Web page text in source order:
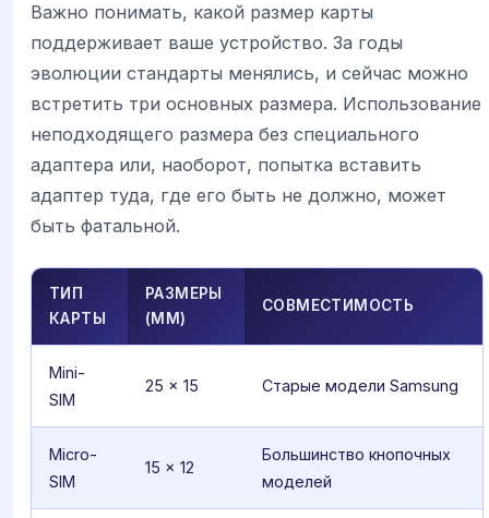
Важно понимать, какой размер карты
поддерживает ваше устройство. За годы
эволюции стандарты менялись, и сейчас можно
встретить три основных размера. Использование
неподходящего размера без специального
адаптера или, наоборот, попытка вставить
адаптер туда, где его быть не должно, может
быть фатальной.
ТИП
КАРТЫ
РАЗМЕРЫ
(ММ)
СОВМЕСТИМОСТЬ
Mini-
SIM
25 × 15 Старые модели Samsung
Micro-
SIM
15 × 12
Большинство кнопочных
моделей